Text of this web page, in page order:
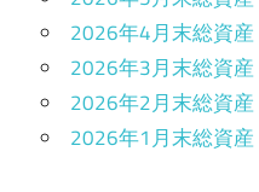
2026年4月末総資産
2026年3月末総資産
2026年2月末総資産
2026年1月末総資産